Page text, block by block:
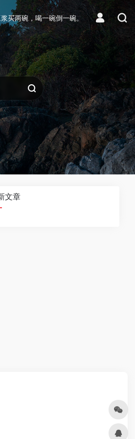
买两碗，喝一碗倒一碗。
文章